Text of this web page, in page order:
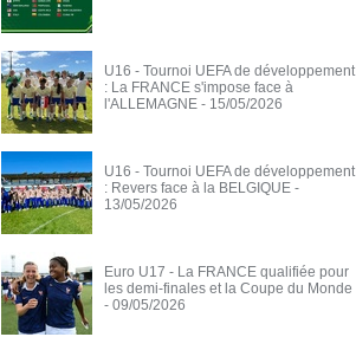
U16 - Tournoi UEFA de développement
: La FRANCE s'impose face à
l'ALLEMAGNE - 15/05/2026
U16 - Tournoi UEFA de développement
: Revers face à la BELGIQUE -
13/05/2026
Euro U17 - La FRANCE qualifiée pour
les demi-finales et la Coupe du Monde
- 09/05/2026